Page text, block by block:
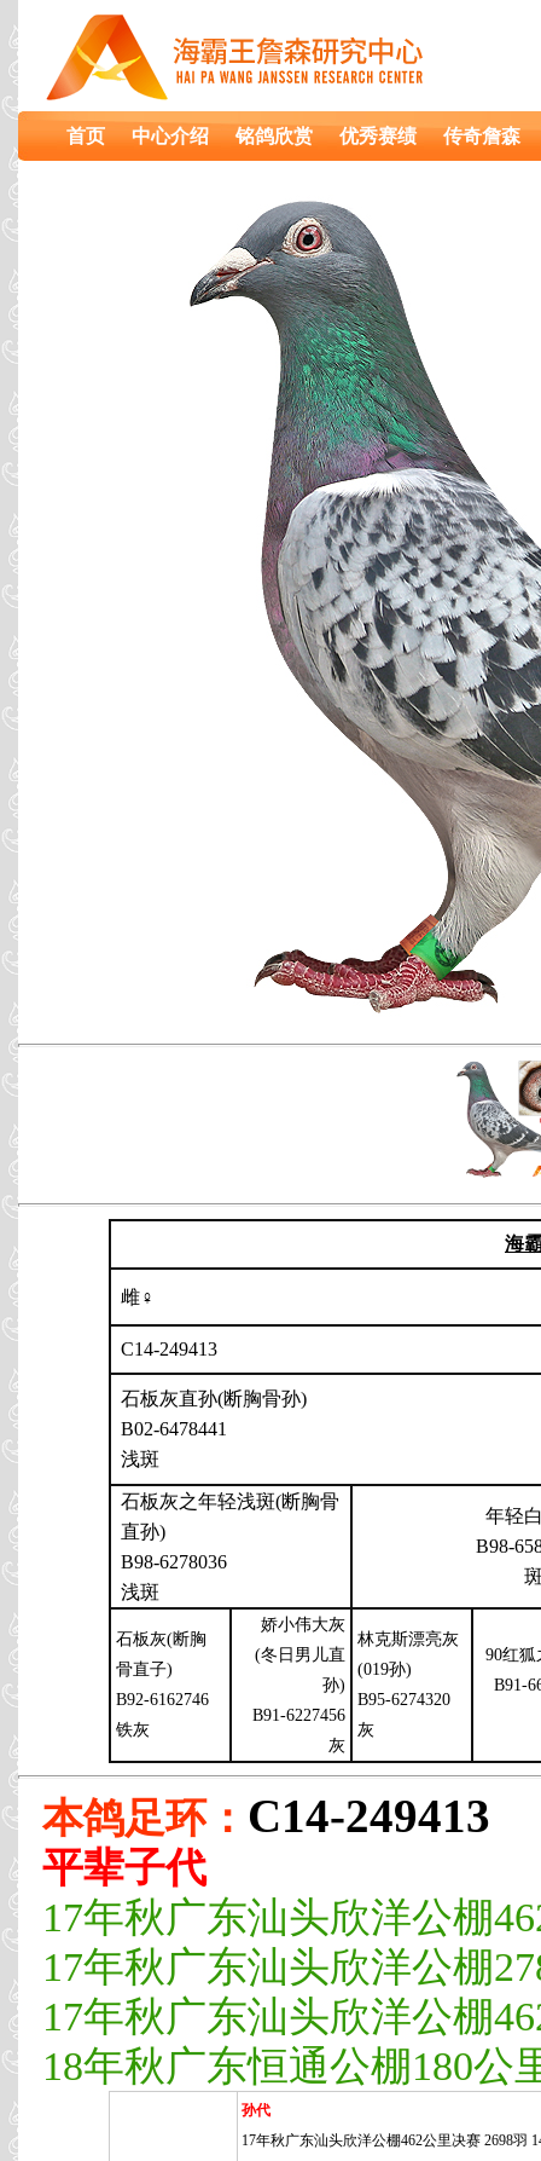
首页 中心介绍 铭鸽欣赏 优秀赛绩 传奇詹森
海
雌♀
C14-249413
石板灰直孙(断胸骨孙)
B02-6478441
浅斑
石板灰之年轻浅斑(断胸骨
直孙)
B98-6278036
浅斑
年轻
B98-
石板灰(断胸
骨直子)
B92-6162746
铁灰
娇小伟大灰
(冬日男儿直
孙)
B91-6227456
灰
林克斯漂亮灰
(019孙)
B95-6274320
灰
90红狐
B91-
本鸽足环： C14-249413
平辈子代
17年秋广东汕头欣洋公棚
17年秋广东汕头欣洋公棚
17年秋广东汕头欣洋公棚
18年秋广东恒通公棚180公
孙代
17年秋广东汕头欣洋公棚462公里决赛 2698羽